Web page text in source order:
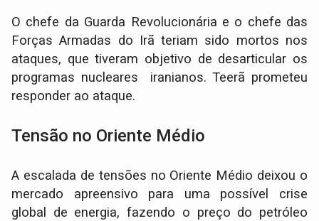
O chefe da Guarda Revolucionária e o chefe das
Forças Armadas do Irã teriam sido mortos nos
ataques, que tiveram objetivo de desarticular os
programas nucleares iranianos. Teerã prometeu
responder ao ataque.
Tensão no Oriente Médio
A escalada de tensões no Oriente Médio deixou o
mercado apreensivo para uma possível crise
global de energia, fazendo o preço do petróleo